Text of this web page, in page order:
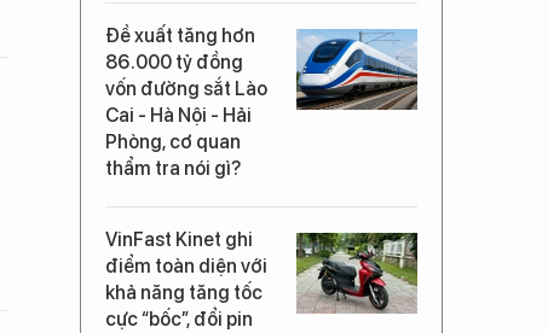
Đề xuất tăng hơn
86.000 tỷ đồng
vốn đường sắt Lào
Cai - Hà Nội - Hải
Phòng, cơ quan
thẩm tra nói gì?
VinFast Kinet ghi
điểm toàn diện với
khả năng tăng tốc
cực “bốc”, đổi pin